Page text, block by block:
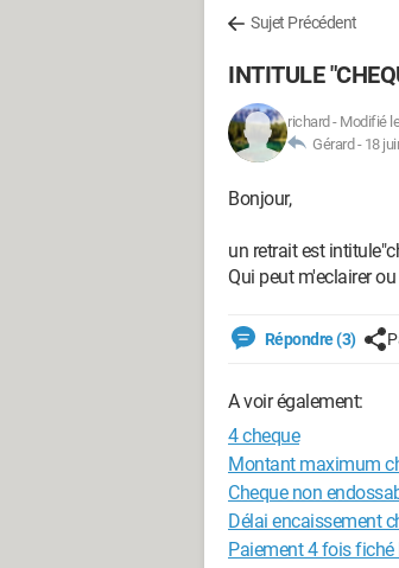
Sujet Précédent
INTITULE
richard - Modifié
Gérard - 18
Bonjour,
un retrait est
Qui peut m'eclairer
Répondre (3)
A voir également:
4 cheque
Montant maximum
Cheque non
Délai encaissement
Paiement 4 fois